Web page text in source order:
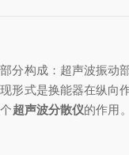
构成：超声波振动
形式是换能器在纵
超声波分散仪的作用